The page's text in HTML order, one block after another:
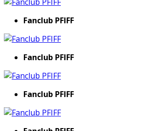
Fanclub PFIFF
Fanclub PFIFF
Fanclub PFIFF